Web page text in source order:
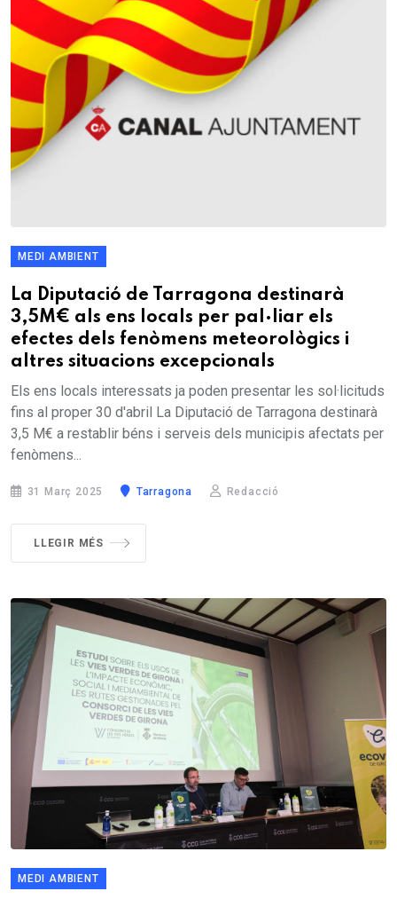
MEDI AMBIENT
La Diputació de Tarragona destinarà
3,5M€ als ens locals per pal·liar els
efectes dels fenòmens meteorològics i
altres situacions excepcionals
Els ens locals interessats ja poden presentar les sol·licituds
fins al proper 30 d'abril La Diputació de Tarragona destinarà
3,5 M€ a restablir béns i serveis dels municipis afectats per
fenòmens...
31 Març 2025 Tarragona Redacció
LLEGIR MÉS
MEDI AMBIENT